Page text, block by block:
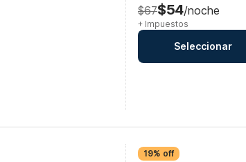
$67$54/noche
+ Impuestos
Seleccionar
19% off